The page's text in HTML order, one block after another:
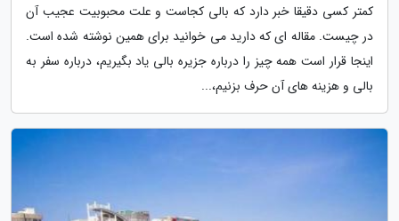
کمتر کسی دقیقا خبر دارد که بالی کجاست و علت محبوبیت عجیب آن
در چیست. مقاله ای که دارید می خوانید برای همین نوشته شده است.
اینجا قرار است همه چیز را درباره جزیره بالی یاد بگیریم، درباره سفر به
بالی و هزینه های آن حرف بزنیم،...